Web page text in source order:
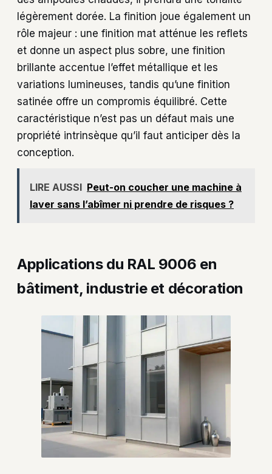
légèrement dorée. La finition joue également un
rôle majeur : une finition mat atténue les reflets
et donne un aspect plus sobre, une finition
brillante accentue l’effet métallique et les
variations lumineuses, tandis qu’une finition
satinée offre un compromis équilibré. Cette
caractéristique n’est pas un défaut mais une
propriété intrinsèque qu’il faut anticiper dès la
conception.
LIRE AUSSI Peut-on coucher une machine à
laver sans l’abîmer ni prendre de risques ?
Applications du RAL 9006 en
bâtiment, industrie et décoration